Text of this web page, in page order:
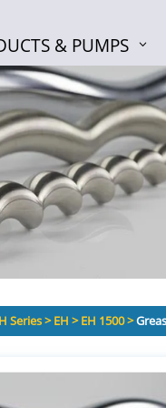
& PUMPS
& PUMPS
Series>EH >EH 1500>